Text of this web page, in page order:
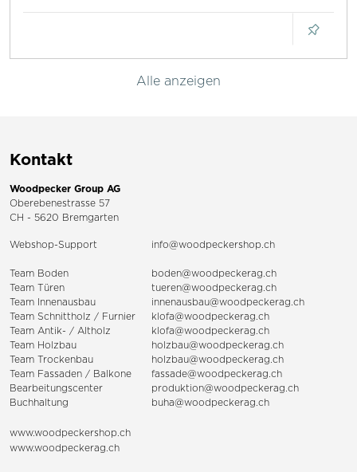
Alle anzeigen
Kontakt
Woodpecker Group AG
Oberebenestrasse 57
CH - 5620 Bremgarten
Webshop-Support info@woodpeckershop.ch
Team Boden
boden@woodpeckerag.ch
Team Türen
tueren@woodpeckerag.ch
Team Innenausbau
innenausbau@woodpeckerag.ch
Team Schnittholz / Furnier
klofa@woodpeckerag.ch
Team Antik- / Altholz
klofa@woodpeckerag.ch
Team Holzbau
holzbau@woodpeckerag.ch
Team Trockenbau
holzbau@woodpeckerag.ch
Team Fassaden / Balkone
fassade@woodpeckerag.ch
Bearbeitungscenter
produktion@woodpeckerag.ch
Buchhaltung
buha@woodpeckerag.ch
www.woodpeckershop.ch
www.woodpeckerag.ch